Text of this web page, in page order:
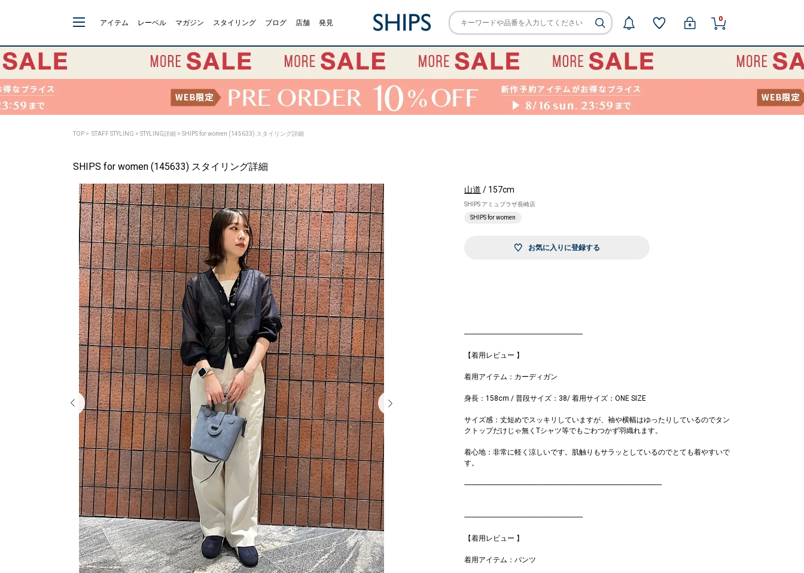
アイテム レーベル マガジン スタイリング ブログ 店舗 発見 0
TOP > STAFF STYLING > STYLING詳細 > SHIPS for women (145633) スタイリング詳細
SHIPS for women (145633) スタイリング詳細
山道 / 157cm
SHIPS アミュプラザ長崎店
SHIPS for women
お気に入りに登録する
------------------------------------------------------------------
【着用レビュー 】
着用アイテム：カーディガン
身長：158cm / 普段サイズ：38/ 着用サイズ：ONE SIZE
サイズ感：丈短めでスッキリしていますが、袖や横幅はゆったりしているのでタン
クトップだけじゃ無くTシャツ等でもごわつかず羽織れます。
着心地：非常に軽く涼しいです。肌触りもサラッとしているのでとても着やすいで
す。
--------------------------------------------------------------------------------------------------------------
------------------------------------------------------------------
【着用レビュー 】
着用アイテム：パンツ